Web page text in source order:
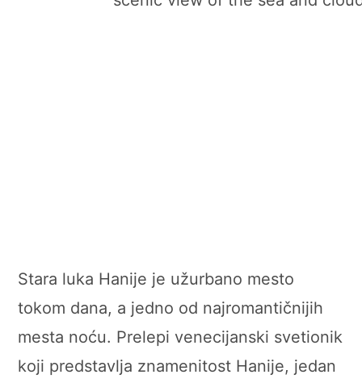
Stara luka Hanije je užurbano mesto
tokom dana, a jedno od najromantičnijih
mesta noću. Prelepi venecijanski svetionik
koji predstavlja znamenitost Hanije, jedan